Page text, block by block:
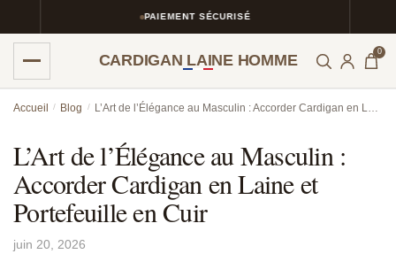
PAIEMENT SÉCURISÉ
CARDIGAN LAINE HOMME 0
Accueil / Blog / L’Art de l’Élégance au Masculin : Accorder Cardigan en Laine et Portefeuille en Cuir
L’Art de l’Élégance au Masculin :
Accorder Cardigan en Laine et
Portefeuille en Cuir
juin 20, 2026